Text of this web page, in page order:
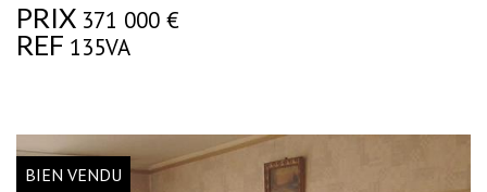
PRIX 371 000 €
REF 135VA
BIEN VENDU